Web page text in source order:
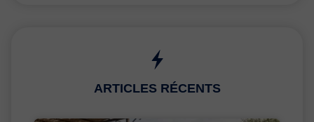
ARTICLES RÉCENTS